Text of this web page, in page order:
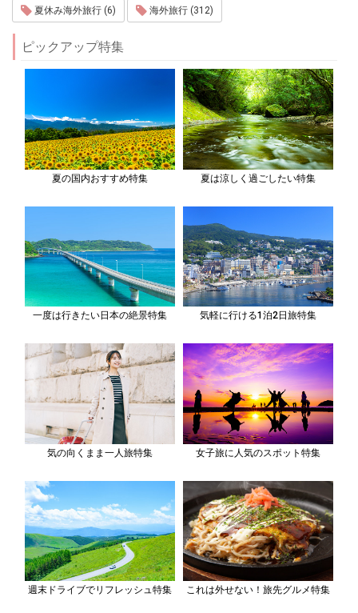
夏休み海外旅行 (6) 海外旅行 (312)
ピックアップ特集
夏の国内おすすめ特集 夏は涼しく過ごしたい特集
一度は行きたい日本の絶景特集 気軽に行ける1泊2日旅特集
気の向くまま一人旅特集 女子旅に人気のスポット特集
週末ドライブでリフレッシュ特集 これは外せない！旅先グルメ特集